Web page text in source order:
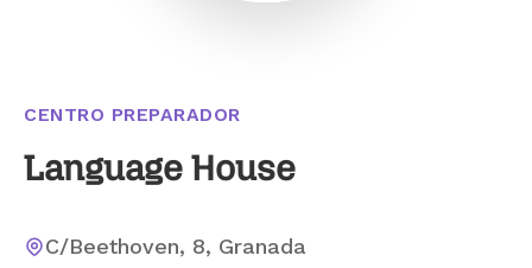
CENTRO PREPARADOR
Language House
C/Beethoven, 8, Granada